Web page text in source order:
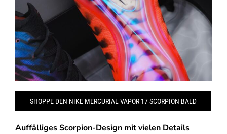
SHOPPE DEN NIKE MERCURIAL VAPOR 17 SCORPION BALD
Auffälliges Scorpion-Design mit vielen Details